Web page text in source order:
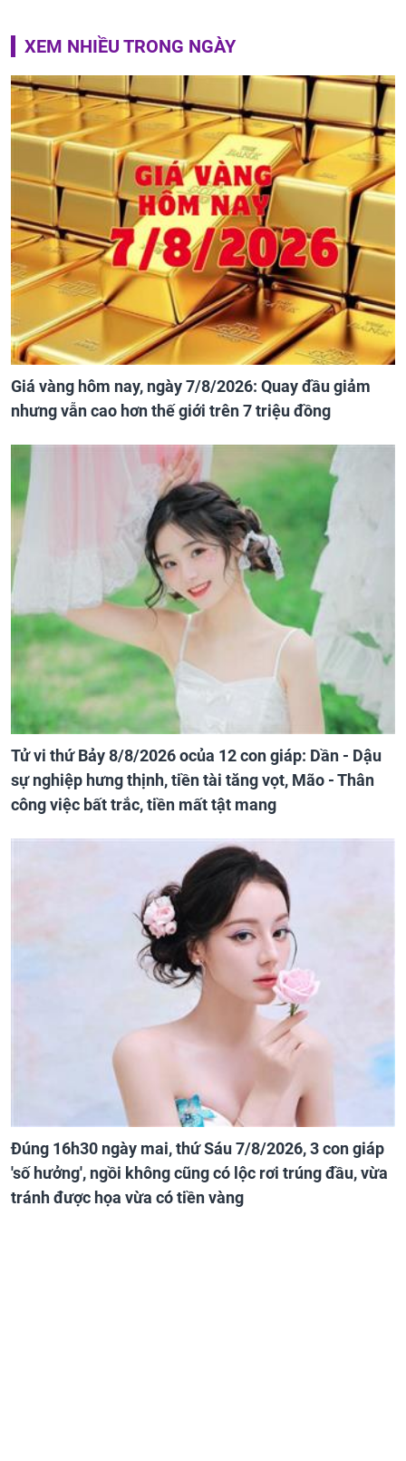
XEM NHIỀU TRONG NGÀY
Giá vàng hôm nay, ngày 7/8/2026: Quay đầu giảm
nhưng vẫn cao hơn thế giới trên 7 triệu đồng
Tử vi thứ Bảy 8/8/2026 ocủa 12 con giáp: Dần - Dậu
sự nghiệp hưng thịnh, tiền tài tăng vọt, Mão - Thân
công việc bất trắc, tiền mất tật mang
Đúng 16h30 ngày mai, thứ Sáu 7/8/2026, 3 con giáp
'số hưởng', ngồi không cũng có lộc rơi trúng đầu, vừa
tránh được họa vừa có tiền vàng